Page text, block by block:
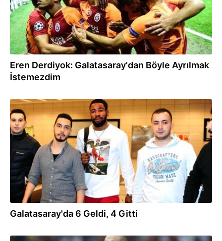
Eren Derdiyok: Galatasaray'dan Böyle Ayrılmak
İstemezdim
01.02.2019
Galatasaray'da 6 Geldi, 4 Gitti